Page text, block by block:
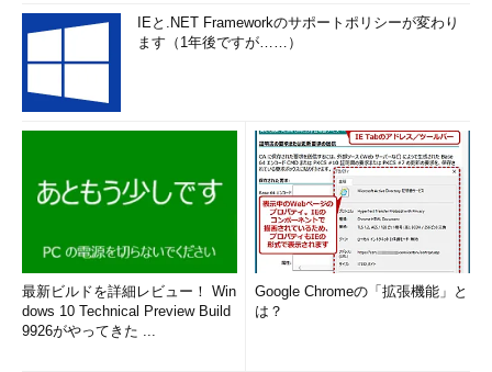
IEと.NET Frameworkのサポートポリシーが変わり
ます（1年後ですが……）
最新ビルドを詳細レビュー！ Win
dows 10 Technical Preview Build
9926がやってきた ...
Google Chromeの「拡張機能」と
は？